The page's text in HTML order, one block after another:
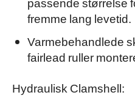
fremme lang levetid.
Varmebehandlede
fairlead ruller
Hydraulisk Clamshell: